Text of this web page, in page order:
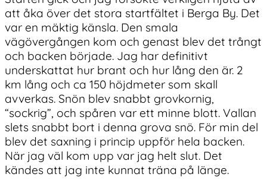
att åka över det stora startfältet i Berga By. Det
var en mäktig känsla. Den smala
vägövergången kom och genast blev det trångt
och backen började. Jag har definitivt
underskattat hur brant och hur lång den är. 2
km lång och ca 150 höjdmeter som skall
avverkas. Snön blev snabbt grovkornig,
“sockrig”, och spåren var ett minne blott. Vallan
slets snabbt bort i denna grova snö. För min del
blev det saxning i princip uppför hela backen.
När jag väl kom upp var jag helt slut. Det
kändes att jag inte kunnat träna på länge.